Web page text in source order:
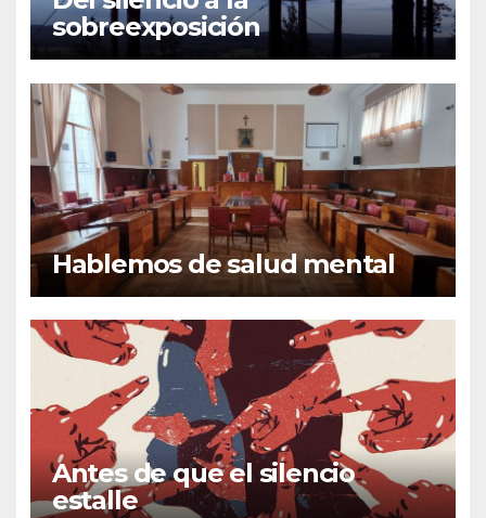
sobreexposición
Hablemos de salud mental
Antes de que el silencio
estalle